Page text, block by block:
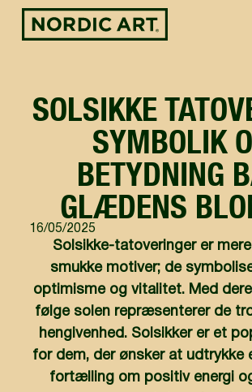
SOLSIKKE
SYMBOLIK
BETYDNING
GLÆDENS
16/05/2025
Solsikke-tatoveringer er
smukke motiver; de
optimisme og vitalitet. Med
følge solen repræsenterer de
hengivenhed. Solsikker er et
for dem, der ønsker at udtrykke
fortælling om positiv energi